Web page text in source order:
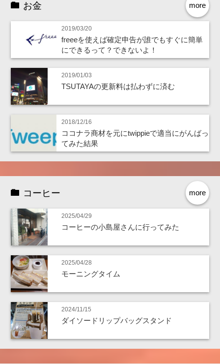
more
お金
2019/03/20
freeeを使えば確定申告が誰でもすぐに簡単
にできるって？できないよ！
2019/01/03
TSUTAYAの更新料は払わずに済む
2018/12/16
ココナラ商材を元にtwippieで適当にがんばっ
てみた結果
more
コーヒー
2025/04/29
コーヒーの小島屋さんに行ってみた
2025/04/28
モーニングタイム
2024/11/15
ダイソードリップバッグスタンド